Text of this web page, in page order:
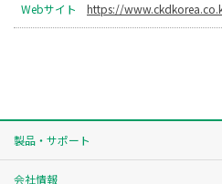
Webサイト https://
製品・サポート
会社情報